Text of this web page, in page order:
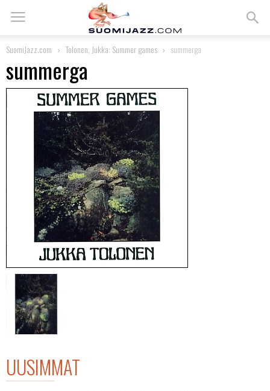
SuomiJazz.com Tolonen, Jukka: Summer games summerga
summerga
UUSIMMAT